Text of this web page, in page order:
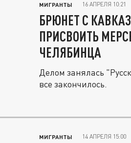
МИГРАНТЫ 16 АПРЕЛЯ 10:21
БРЮНЕТ С
ПРИСВОИТЬ
ЧЕЛЯБИНЦА
Делом занялась
все закончилось.
МИГРАНТЫ 14 АПРЕЛЯ 15:00